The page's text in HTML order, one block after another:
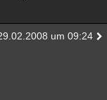
um 09:24